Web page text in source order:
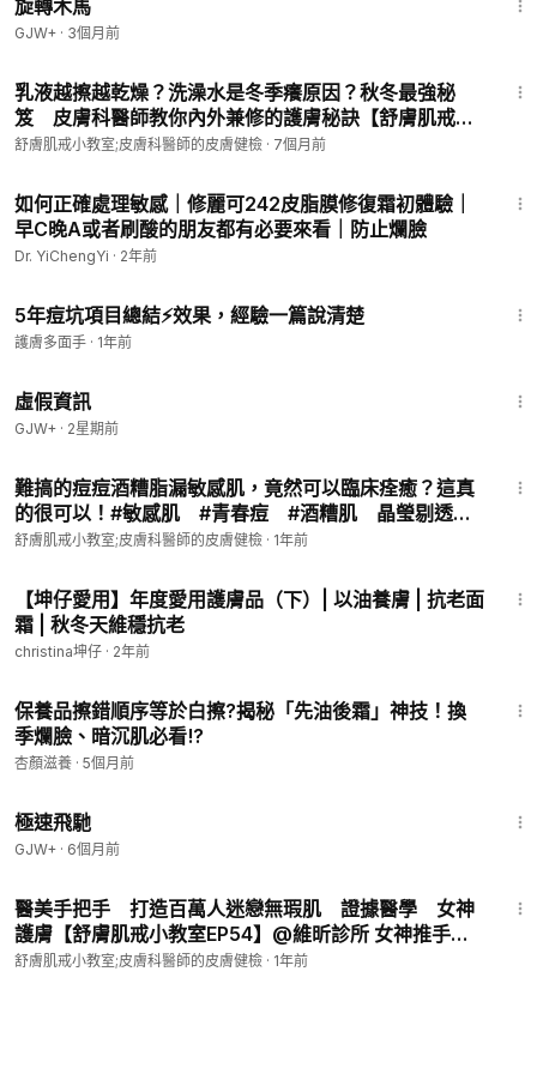
舒膚肌戒FB在
舒膚肌戒的Instagram IG在https://www.instagram.com/ahope_
skin
綺麗健康生技股份有限公司（Line帳號 @boz9803thttps://lin.e
e/kbQ67DP）
kintw.com/中國https://blog.sina.com.cn/u/1814871924
------------------------------------------------------------------
-
▋為確保監測判讀品質，肌膚監測與門診均採全預約制⏰
▋本診所不以類固醇等藥性產品為治療主體💊🚫
▋預約採電話預約⬇️；或加入Line與微信或電報戒友群，臉書群
亦可取得聯繫。
📌極緻皮膚專科診所
極緻皮膚專科診所預約專線： https://lin.ee/toONJXQ
綺麗健康生技官方LINE帳號： https://lin.ee/kbQ67DP
微信WECHAT：abskintw123 或 ComfortSkinKing
臺北市大安區忠孝東路四段49巷2號7樓
捷運板南線，忠孝復興站4號出口
（週一）13:00~17:00
（週二、週三、週五）18:00
（週六）10:00
📌休診時段：
週日公休，週四
-
旋轉木馬
GJW+ · 3個月前
乳液越擦越乾燥？洗澡水是冬季癢原因？秋冬最強秘
笈 皮膚科醫師教你內外兼修的護膚秘訣【舒膚肌戒小
教室EP57】 Hand-On Tips To Beautify Skin
舒膚肌戒小教室;皮膚科醫師的皮膚健檢 · 7個月前
如何正確處理敏感｜修麗可242皮脂膜修復霜初體驗｜
早C晚A或者刷酸的朋友都有必要來看｜防止爛臉
Dr. YiChengYi · 2年前
5年痘坑項目總結⚡️效果，經驗一篇說清楚
護膚多面手 · 1年前
虛假資訊
GJW+ · 2星期前
難搞的痘痘酒糟脂漏敏感肌，竟然可以臨床痊癒？這真
的很可以！#敏感肌 #青春痘 #酒糟肌 晶瑩剔透看
這裡！【舒膚肌戒小教室EP50】Clear Acne and
舒膚肌戒小教室;皮膚科醫師的皮膚健檢 · 1年前
【坤仔愛用】年度愛用護膚品（下）| 以油養膚 | 抗老面
霜 | 秋冬天維穩抗老
christina坤仔 · 2年前
保養品擦錯順序等於白擦?揭秘「先油後霜」神技！換
季爛臉、暗沉肌必看!?
杏顏滋養 · 5個月前
極速飛馳
GJW+ · 6個月前
醫美手把手 打造百萬人迷戀無瑕肌 證據醫學 女神
護膚【舒膚肌戒小教室EP54】@維昕診所 女神推手
Ready for Flawless Skin! Expert Share（Multi Sub
舒膚肌戒小教室;皮膚科醫師的皮膚健檢 · 1年前